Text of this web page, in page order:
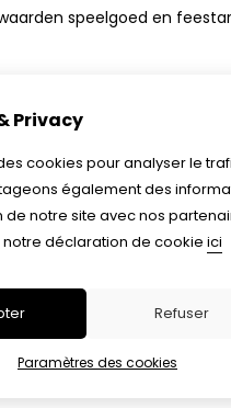
speelgoed en
Privacy
cookies pour analyser le
également des
de notre site avec nos
notre déclaration de cookie ici
Refuser
Paramètres des cookies